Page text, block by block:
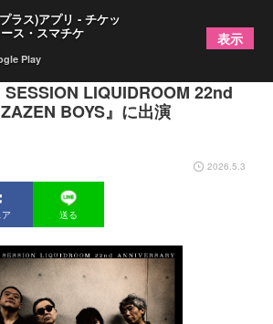
比寿LIQUIDROOMの22周年記念
LIQUIDROOM 22nd
BOYS』に出演
2026.5.3
送る
ラス)アプリ - チケッ
ス・スマチケ
Play
表示